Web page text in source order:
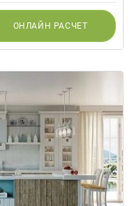
ОНЛАЙН РАСЧЕТ